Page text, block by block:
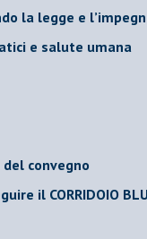
la legge e
e salute umana
del convegno
il CORRIDOIO